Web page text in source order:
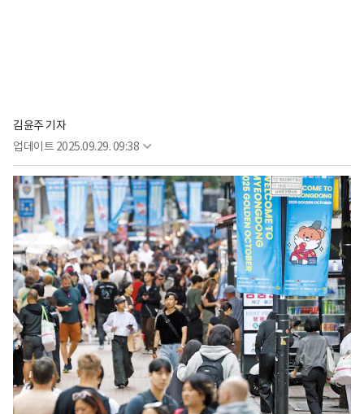
김윤주 기자
업데이트 2025.09.29. 09:38